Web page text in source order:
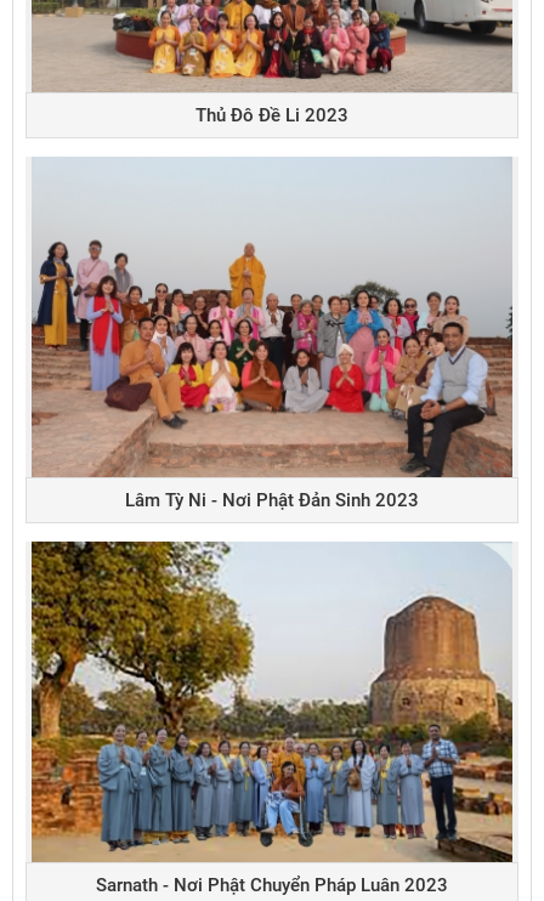
Thủ Đô Đề Li 2023
Lâm Tỳ Ni - Nơi Phật Đản Sinh 2023
Sarnath - Nơi Phật Chuyển Pháp Luân 2023